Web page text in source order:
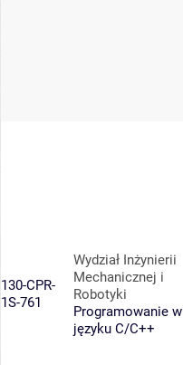
130-CPR-
1S-761
Wydział Inżynierii
Mechanicznej i
Robotyki
Programowanie w
języku C/C++